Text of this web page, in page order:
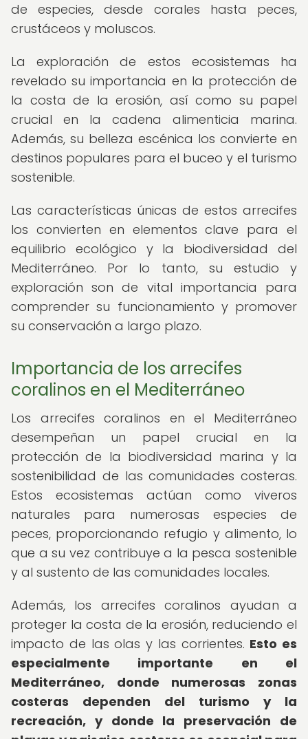
de especies, desde corales hasta peces,
crustáceos y moluscos.
La exploración de estos ecosistemas ha
revelado su importancia en la protección de
la costa de la erosión, así como su papel
crucial en la cadena alimenticia marina.
Además, su belleza escénica los convierte en
destinos populares para el buceo y el turismo
sostenible.
Las características únicas de estos arrecifes
los convierten en elementos clave para el
equilibrio ecológico y la biodiversidad del
Mediterráneo. Por lo tanto, su estudio y
exploración son de vital importancia para
comprender su funcionamiento y promover
su conservación a largo plazo.
Importancia de los arrecifes
coralinos en el Mediterráneo
Los arrecifes coralinos en el Mediterráneo
desempeñan un papel crucial en la
protección de la biodiversidad marina y la
sostenibilidad de las comunidades costeras.
Estos ecosistemas actúan como viveros
naturales para numerosas especies de
peces, proporcionando refugio y alimento, lo
que a su vez contribuye a la pesca sostenible
y al sustento de las comunidades locales.
Además, los arrecifes coralinos ayudan a
proteger la costa de la erosión, reduciendo el
impacto de las olas y las corrientes. Esto es
especialmente importante en el
Mediterráneo, donde numerosas zonas
costeras dependen del turismo y la
recreación, y donde la preservación de